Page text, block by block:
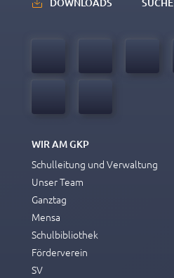
WIR AM GKP
Schulleitung und Verwaltung
Unser Team
Ganztag
Mensa
Schulbibliothek
Förderverein
SV